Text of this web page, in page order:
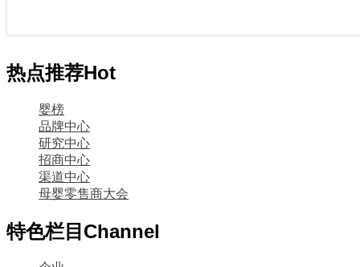
热点推荐Hot
婴榜
品牌中心
研究中心
招商中心
渠道中心
母婴零售商大会
特色栏目 Channel